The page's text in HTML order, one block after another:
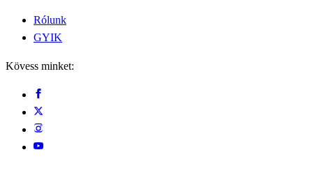
Rólunk
GYIK
Kövess minket: